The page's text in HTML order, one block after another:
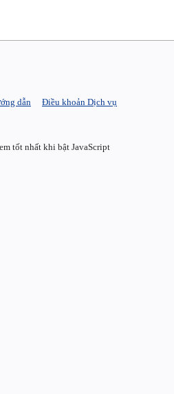
dẫn
Điều khoản Dịch vụ
tốt nhất khi bật JavaScript